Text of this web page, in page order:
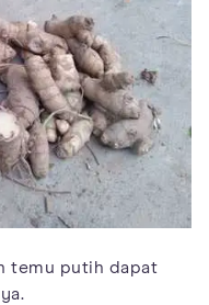
temu putih dapat